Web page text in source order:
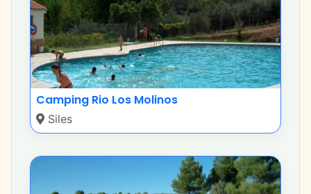
Camping Rio Los Molinos
Siles